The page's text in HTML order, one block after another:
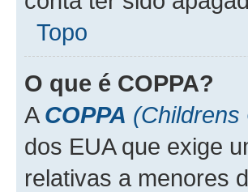
Topo
O que é COPPA?
A COPPA (Childrens
dos EUA que exige
relativas a menores